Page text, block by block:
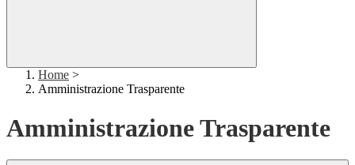
Home >
Amministrazione Trasparente
Amministrazione Trasparente